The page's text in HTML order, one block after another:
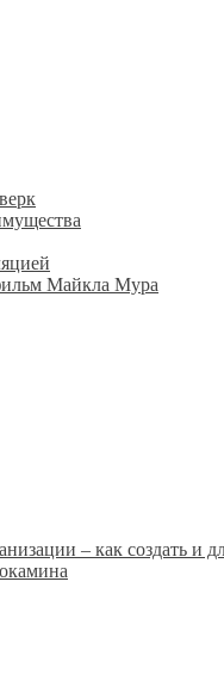
Майкла Мура
– как создать и